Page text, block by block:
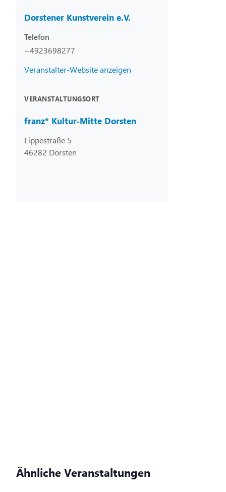
Dorstener Kunstverein e.V.
Telefon
+4923698277
Veranstalter-Website anzeigen
VERANSTALTUNGSORT
franz* Kultur-Mitte Dorsten
Lippestraße 5
46282 Dorsten
Ähnliche Veranstaltungen